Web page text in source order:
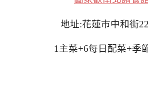
地址:花蓮市中和街
1主菜+6每日配菜+季